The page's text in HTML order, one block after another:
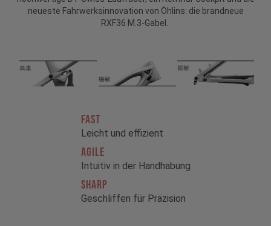
neueste Fahrwerksinnovation von Öhlins: die brandneue
RXF36 M.3-Gabel.
FAST
Leicht und effizient
AGILE
Intuitiv in der Handhabung
SHARP
Geschliffen für Präzision